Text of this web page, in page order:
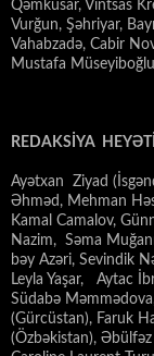
Qəmküsar, Vintsas
Vurğun, Şəhriyar,
Vahabzadə, Cabir
Mustafa
REDAKSİYA HEYƏTİ
Ayətxan Ziyad
Əhməd, Mehman
Kamal Camalov,
Nazim, Səma
bəy Azəri, Sevindik
Leyla Yaşar, Aytac
Südabə
(Gürcüstan), Faruk
(Özbəkistan),